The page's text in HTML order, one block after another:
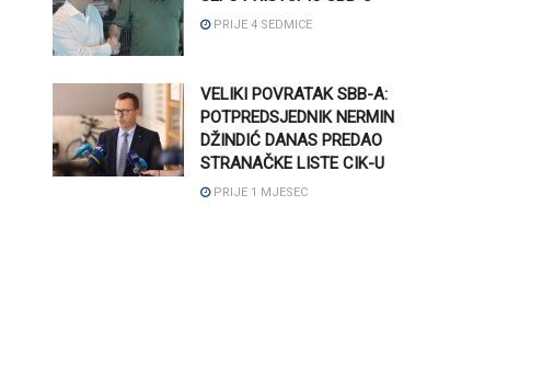
PRIJE 4 SEDMICE
VELIKI POVRATAK SBB-A:
POTPREDSJEDNIK NERMIN
DŽINDIĆ DANAS PREDAO
STRANAČKE LISTE CIK-U
PRIJE 1 MJESEC